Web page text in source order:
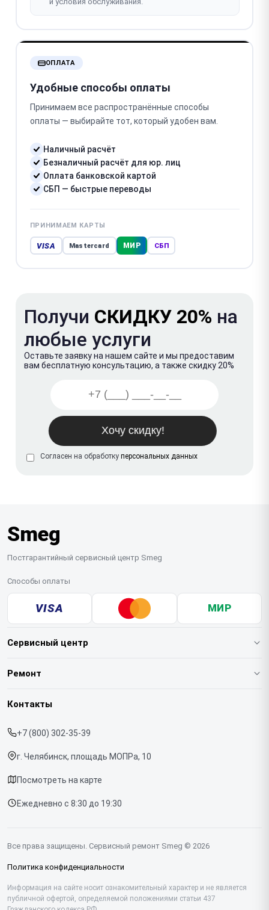
ОПЛАТА
Удобные способы оплаты
Принимаем все распространённые способы
оплаты — выбирайте тот, который удобен вам.
Наличный расчёт
Безналичный расчёт для юр. лиц
Оплата банковской картой
СБП — быстрые переводы
ПРИНИМАЕМ КАРТЫ
VISA Mastercard МИР СБП
Получи СКИДКУ 20% на
любые услуги
Оставьте заявку на нашем сайте и мы предоставим
вам бесплатную консультацию, а также скидку 20%
Согласен на обработку персональных данных
Smeg
Постгарантийный сервисный центр Smeg
Способы оплаты
VISA МИР
Сервисный центр
О нашем сервисе
Срочный ремонт
Доставка и способы оплаты
Диагностика
Контакты
Ремонт
Кофемашин
Винных шкафов
Вакууматоров
Контакты
+7 (800) 302-35-39
г. Челябинск, площадь МОПРа, 10
Посмотреть на карте
Ежедневно с 8:30 до 19:30
Все права защищены. Сервисный ремонт Smeg © 2026
Политика конфиденциальности
Информация на сайте носит ознакомительный характер и не является
публичной офертой, определяемой положениями статьи 437